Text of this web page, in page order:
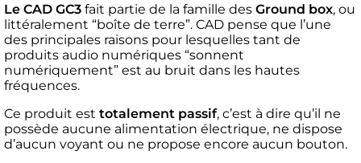
Le CAD GC3 fait partie de la famille des Ground box, ou
littéralement “boîte de terre”. CAD pense que l’une
des principales raisons pour lesquelles tant de
produits audio numériques “sonnent
numériquement” est au bruit dans les hautes
fréquences.
Ce produit est totalement passif, c’est à dire qu’il ne
possède aucune alimentation électrique, ne dispose
d’aucun voyant ou ne propose encore aucun bouton.